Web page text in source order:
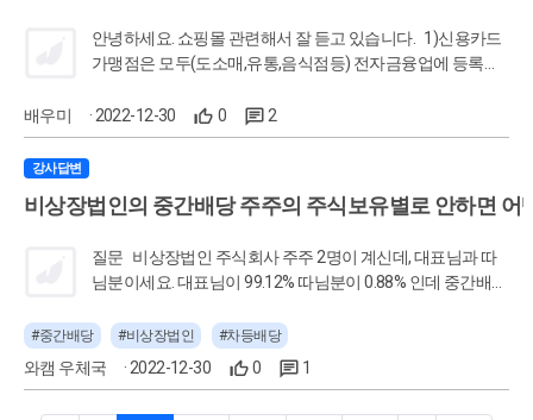
안녕하세요. 쇼핑몰 관련해서 잘 듣고 있습니다. 1)신용카드
가맹점은 모두(도소매,유통,음식점등) 전자금융업에 등록을
신용카드 가맹점 중에서 전자금융업에 미등록 업체에서 신용
카드 결제시 매출세액/매입세액 공제를 못 받는건가요? 3)전
는 건별로 매출세액/매입세액 공제 받는 건가요? 감사합니
배우미 · 2022-12-30 0 2
강사답변
비상장법인의 중간배당 주주의 주식보유별로 안하면 어
질문 비상장법인 주식회사 주주 2명이 계신데, 대표님과 따
님분이세요. 대표님이 99.12% 따님분이 0.88% 인데 중간배당
는 그렇게 진행해왔다고 하시는데 찾아볼수록 대주주가 소액
주주에게 양보하는 차등배당은 가능하지만 대주주만 배당을
받는 건 안되는 것 같아서요..! 일단 정관에 중간배당 사항은
와캠 우체국 · 2022-12-30 0 1
#중간배당 #비상장법인 #차등배당